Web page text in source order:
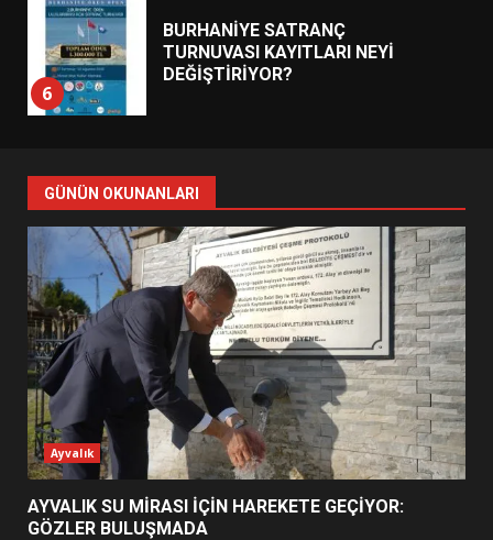
6
BURHANİYE SATRANÇ
TURNUVASI KAYITLARI NEYİ
DEĞİŞTİRİYOR?
7
YENİ YÖNETİM NASIL
ŞEKİLLENDİ?
1
AYVALIK SU MİRASI İÇİN
HAREKETE GEÇİYOR: GÖZLER
BULUŞMADA
2
ESA 2026’DA TÜRK BAHARATI
NEYİ TEMSİL ETTİ?
GÜNÜN OKUNANLARI
Ayvalık
AYVALIK SU MİRASI İÇİN HAREKETE GEÇİYOR:
GÖZLER BULUŞMADA